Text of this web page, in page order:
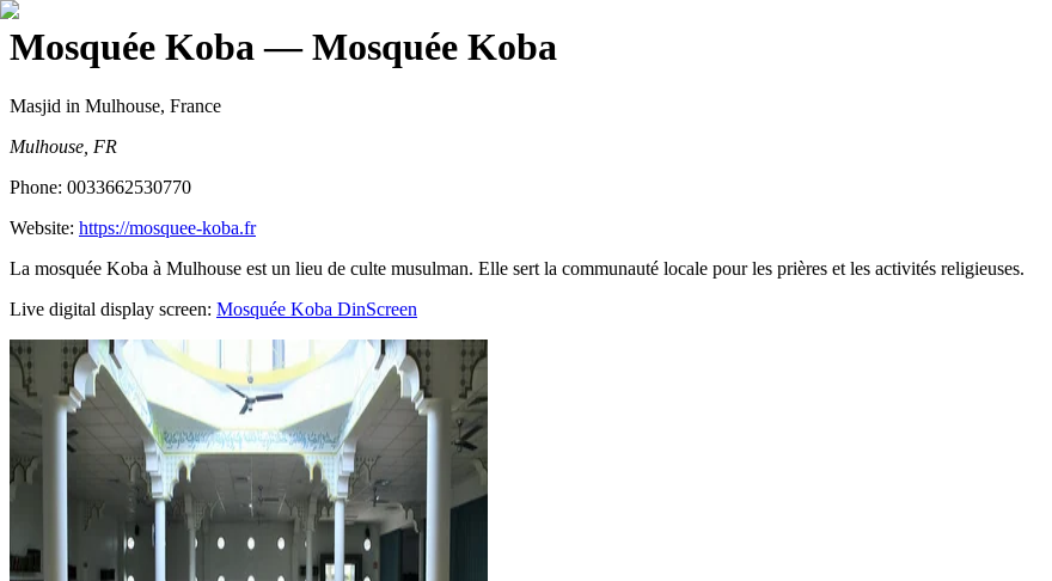
Mosquée Koba— Mosquée Koba
Masjid in Mulhouse, France
Mulhouse, FR
Phone: 0033662530770
Website: https://mosquee-koba.fr
La mosquée Koba à Mulhouse est un lieu de culte musulman. Elle sert la communauté locale pour les prières et les activités religieuses.
Live digital display screen: Mosquée Koba DinScreen